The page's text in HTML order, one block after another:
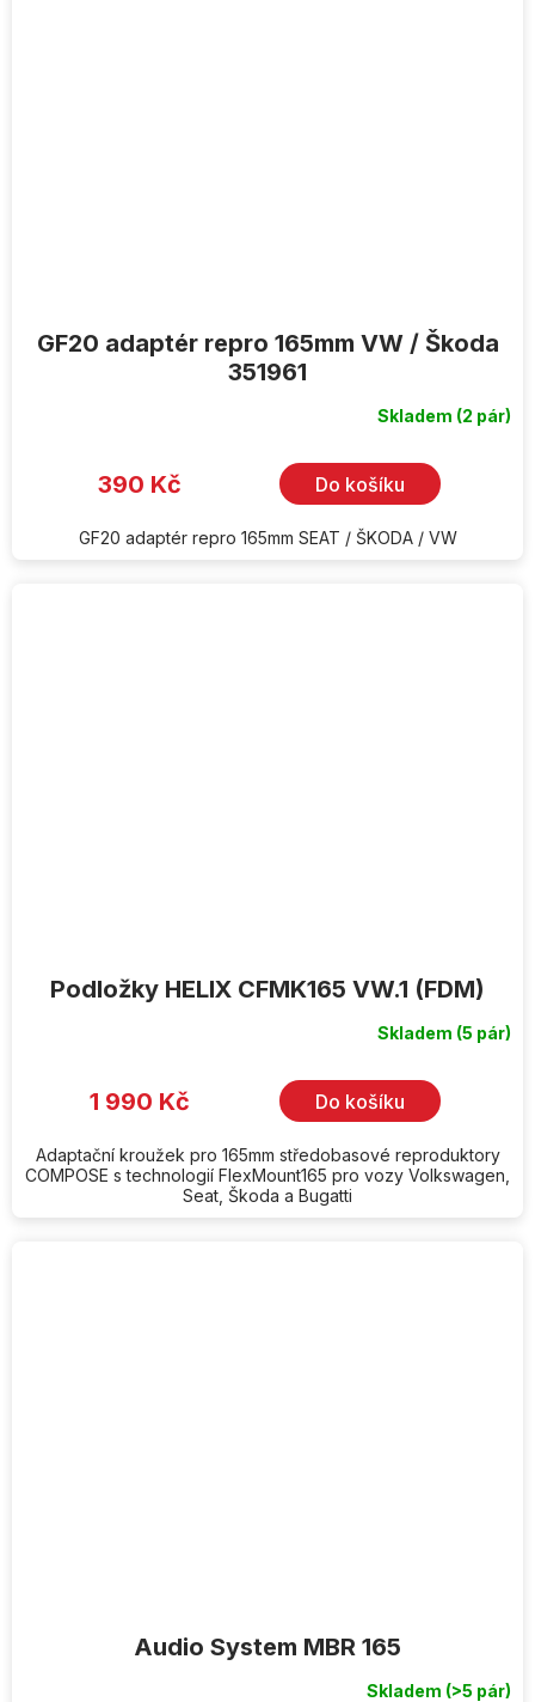
GF20 adaptér repro 165mm VW / Škoda
351961
Skladem (2 pár)
390 Kč Do košíku
GF20 adaptér repro 165mm SEAT / ŠKODA / VW
Podložky HELIX CFMK165 VW.1 (FDM)
Skladem (5 pár)
1 990 Kč Do košíku
Adaptační kroužek pro 165mm středobasové reproduktory
COMPOSE s technologií FlexMount165 pro vozy Volkswagen,
Seat, Škoda a Bugatti
Audio System MBR 165
Skladem (>5 pár)